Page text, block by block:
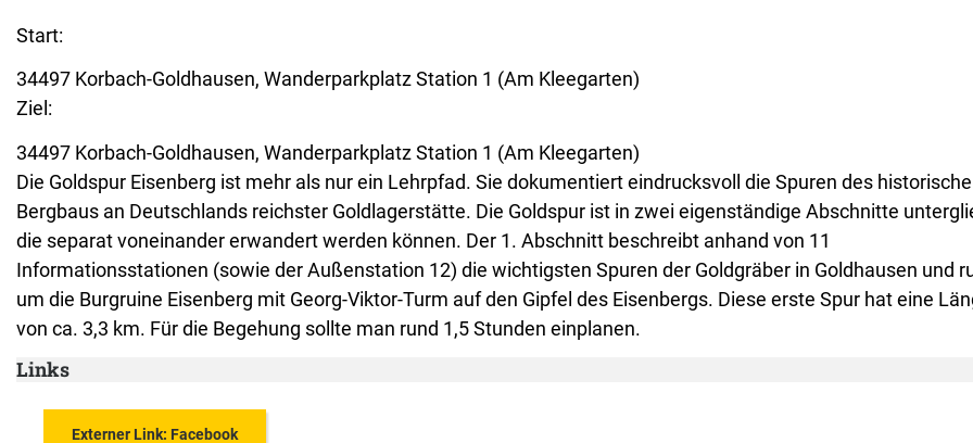
Start:
34497 Korbach-Goldhausen, Wanderparkplatz Station 1 (Am Kleegarten)
Ziel:
34497 Korbach-Goldhausen, Wanderparkplatz Station 1 (Am Kleegarten)
Die Goldspur Eisenberg ist mehr als nur ein Lehrpfad. Sie dokumentiert eindrucksvoll die Spuren des
Bergbaus an Deutschlands reichster Goldlagerstätte. Die Goldspur ist in zwei eigenständige Abschnitte
die separat voneinander erwandert werden können. Der 1. Abschnitt beschreibt anhand von 11
Informationsstationen (sowie der Außenstation 12) die wichtigsten Spuren der Goldgräber in Goldhausen und
um die Burgruine Eisenberg mit Georg-Viktor-Turm auf den Gipfel des Eisenbergs. Diese erste Spur hat eine
von ca. 3,3 km. Für die Begehung sollte man rund 1,5 Stunden einplanen.
Links
Externer Link: Facebook